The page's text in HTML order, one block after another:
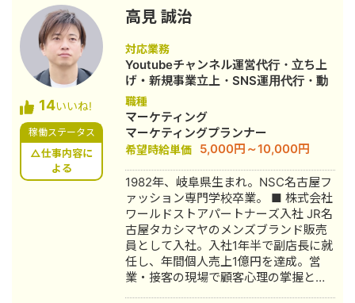
ケ支援会社（当時社員7名）にインター
ンとして参画し、案件獲得に向けた自
社集客（SEO・Web広告運用・LP制
作・YouTubeチャンネル運用・メール
マーケティング等）を担当。 2022年3
月 名古屋大学理学部数学科卒。 2022
年4月〜 Webマーケ会社勤務。人材
系クライアントを主に担当。 2024年11
月 これまでの経験を活かして独立し、
株式会社プラマーケを設立。 ホームペ
ージ：https://plumarke.co.jp/ ■実績
（※一部抜粋） #広告運用 ・出張買取
サービスにて、ROAS350%など、好調
な事例が複数あり。 ・StockSun営業
代行サービス「カリトルくん」、
StockSunサロンの広告運用を担当。
・ベンチャー企業~大手企業のWebマ
ーケティング支援に携わり、Web広告
運用、LP制作を担当。費用対効果を
14いいね!
稼働ステータス
△仕事内容に
よる
高見 誠治
対応業務
Youtubeチャンネル運営代行・立ち上
げ・新規事業立上・SNS運用代行・動
画制作・動画編集
職種
マーケティング
マーケティングプランナー
希望時給単価 5,000円～10,000円
1982年、岐阜県生まれ。NSC名古屋フ
ァッション専門学校卒業。 ■ 株式会社
ワールドストアパートナーズ入社 JR名
古屋タカシマヤのメンズブランド販売
員として入社。入社1年半で副店長に就
任し、年間個人売上1億円を達成。営
業・接客の現場で顧客心理の掌握と売